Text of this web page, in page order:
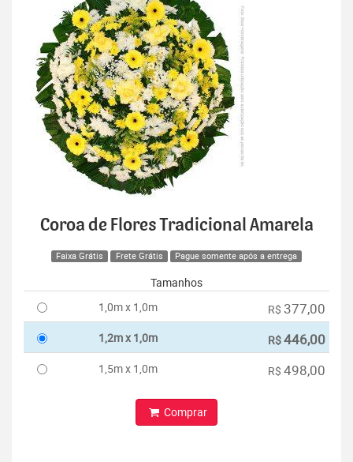
Coroa de Flores Tradicional Amarela
Faixa Grátis Frete Grátis Pague somente após a entrega
Tamanhos
1,0m x 1,0m
R$ 377,00
1,2m x 1,0m R$446,00
1,5m x 1,0m R$ 498,00
Comprar